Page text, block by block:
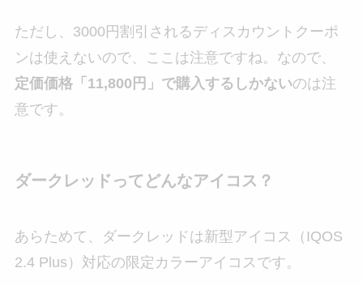
ただし、3000円割引されるディスカウントクーポ
ンは使えないので、ここは注意ですね。なので、
定価価格「11,800円」で購入するしかないのは注
意です。
ダークレッドってどんなアイコス？
あらためて、ダークレッドは新型アイコス（IQOS
2.4 Plus）対応の限定カラーアイコスです。